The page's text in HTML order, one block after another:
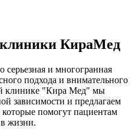
КираМед
серьезная и многогранная
подхода и внимательного
клинике "Кира Мед" мы
зависимости и предлагаем
помогут пациентам
в жизни.